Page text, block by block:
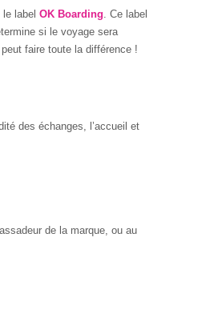
label OK Boarding. Ce label
si le voyage sera
faire toute la différence !
des échanges, l’accueil et
de la marque, ou au